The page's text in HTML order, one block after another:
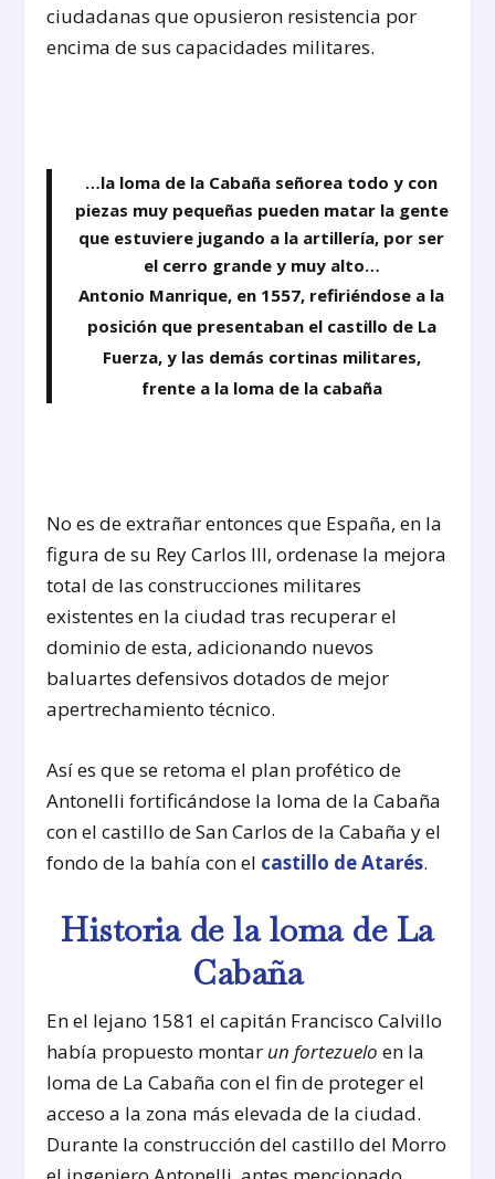
ciudadanas que opusieron resistencia por
encima de sus capacidades militares.
…la loma de la Cabaña señorea todo y con
piezas muy pequeñas pueden matar la gente
que estuviere jugando a la artillería, por ser
el cerro grande y muy alto…
Antonio Manrique, en 1557, refiriéndose a la
posición que presentaban el castillo de La
Fuerza, y las demás cortinas militares,
frente a la loma de la cabaña
No es de extrañar entonces que España, en la
figura de su Rey Carlos III, ordenase la mejora
total de las construcciones militares
existentes en la ciudad tras recuperar el
dominio de esta, adicionando nuevos
baluartes defensivos dotados de mejor
apertrechamiento técnico.
Así es que se retoma el plan profético de
Antonelli fortificándose la loma de la Cabaña
con el castillo de San Carlos de la Cabaña y el
fondo de la bahía con el castillo de Atarés.
Historia de la loma de La
Cabaña
En el lejano 1581 el capitán Francisco Calvillo
había propuesto montar un fortezuelo en la
loma de La Cabaña con el fin de proteger el
acceso a la zona más elevada de la ciudad.
Durante la construcción del castillo del Morro